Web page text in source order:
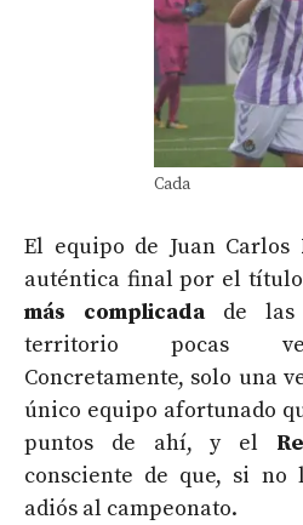
Cada
El equipo de Juan Carlos
auténtica final por el
más complicada de las
territorio pocas
Concretamente, solo una
único equipo afortunado
puntos de ahí, y el
consciente de que, si no
adiós al campeonato.